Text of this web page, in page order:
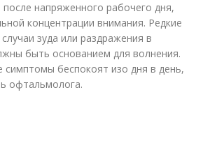
напряженного рабочего дня,
концентрации внимания. Редкие
зуда или раздражения в
быть основанием для волнения.
симптомы беспокоят изо дня в день,
офтальмолога.